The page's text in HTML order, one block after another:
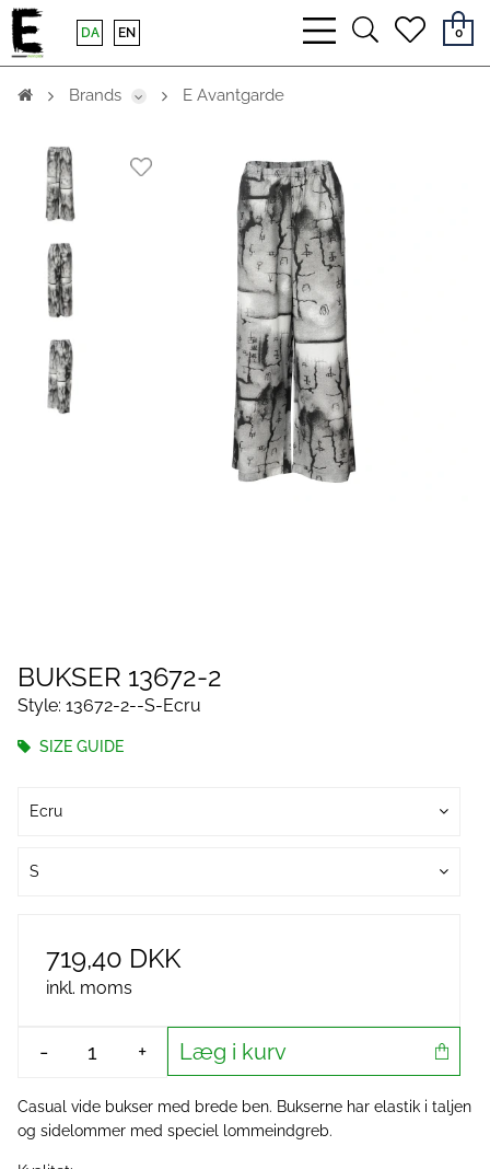
bars
light
searchheart
0
DA EN
Brands E Avantgarde
BUKSER 13672-2
Style: 13672-2--S-Ecru
SIZE GUIDE
Ecru
S
719,40 DKK
inkl. moms
- + Læg i kurv
Casual vide bukser med brede ben. Bukserne har elastik i taljen
og sidelommer med speciel lommeindgreb.